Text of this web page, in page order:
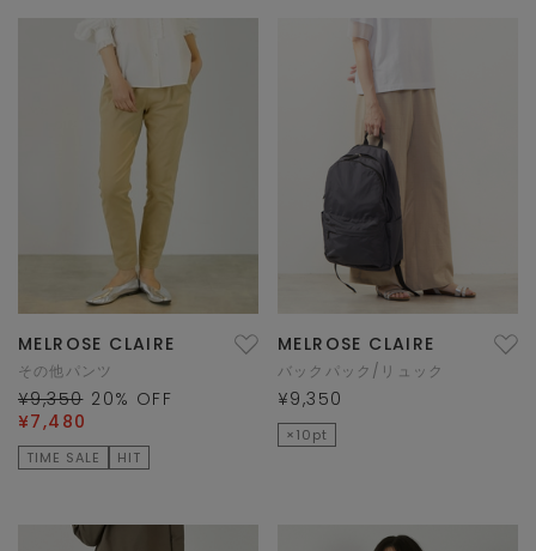
MELROSE CLAIRE
その他パンツ
¥9,350 20% OFF
¥7,480
TIME SALE HIT
MELROSE CLAIRE
バックパック/リュック
¥9,350
×10pt